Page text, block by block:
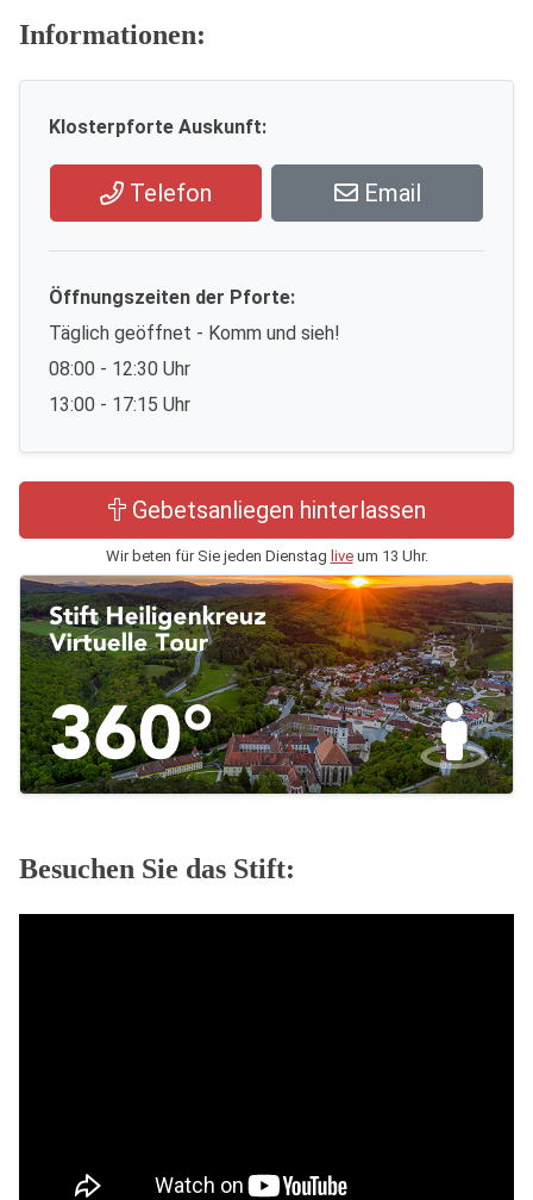
Informationen:
Klosterpforte Auskunft:
Telefon Email
Öffnungszeiten der Pforte:
Täglich geöffnet - Komm und sieh!
08:00 - 12:30 Uhr
13:00 - 17:15 Uhr
Gebetsanliegen hinterlassen
Wir beten für Sie jeden Dienstag liveum 13 Uhr.
Besuchen Sie das Stift: